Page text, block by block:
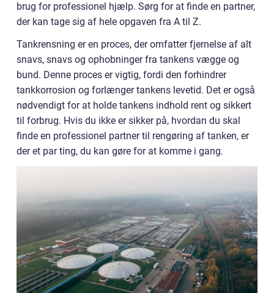
brug for professionel hjælp. Sørg for at finde en partner,
der kan tage sig af hele opgaven fra A til Z.
Tankrensning er en proces, der omfatter fjernelse af alt
snavs, snavs og ophobninger fra tankens vægge og
bund. Denne proces er vigtig, fordi den forhindrer
tankkorrosion og forlænger tankens levetid. Det er også
nødvendigt for at holde tankens indhold rent og sikkert
til forbrug. Hvis du ikke er sikker på, hvordan du skal
finde en professionel partner til rengøring af tanken, er
der et par ting, du kan gøre for at komme i gang.